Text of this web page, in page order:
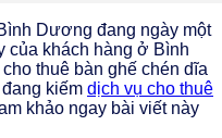
Dương đang ngày một
của khách hàng ở Bình
thuê bàn ghế chén dĩa
kiếm dịch vụ cho thuê
khảo ngay bài viết này